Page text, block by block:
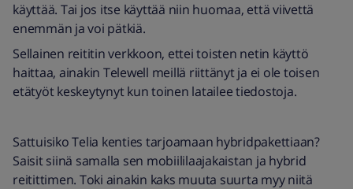
käyttää. Tai jos itse käyttää niin huomaa, että viivettä
enemmän ja voi pätkiä.
Sellainen reititin verkkoon, ettei toisten netin käyttö
haittaa, ainakin Telewell meillä riittänyt ja ei ole toisen
etätyöt keskeytynyt kun toinen latailee tiedostoja.
Sattuisiko Telia kenties tarjoamaan hybridpakettiaan?
Saisit siinä samalla sen mobiililaajakaistan ja hybrid
reitittimen. Toki ainakin kaks muuta suurta myy niitä